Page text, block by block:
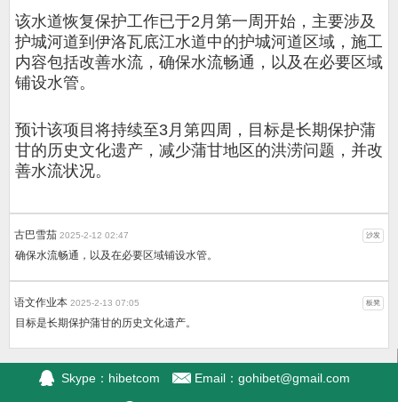
该水道恢复保护工作已于2月第一周开始，主要涉及
护城河道到伊洛瓦底江水道中的护城河道区域，施工
内容包括改善水流，确保水流畅通，以及在必要区域
铺设水管。
预计该项目将持续至3月第四周，目标是长期保护蒲
甘的历史文化遗产，减少蒲甘地区的洪涝问题，并改
善水流状况。
沙发
古巴雪茄 2025-2-12 02:47
确保水流畅通，以及在必要区域铺设水管。
板凳
语文作业本 2025-2-13 07:05
目标是长期保护蒲甘的历史文化遗产。
Skype：hibetcom Email： gohibet@gmail.com